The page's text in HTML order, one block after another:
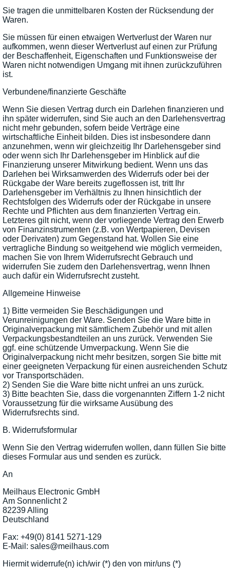
Sie tragen die unmittelbaren Kosten der Rücksendung der
Waren.
Sie müssen für einen etwaigen Wertverlust der Waren nur
aufkommen, wenn dieser Wertverlust auf einen zur Prüfung
der Beschaffenheit, Eigenschaften und Funktionsweise der
Waren nicht notwendigen Umgang mit ihnen zurückzuführen
ist.
Verbundene/finanzierte Geschäfte
Wenn Sie diesen Vertrag durch ein Darlehen finanzieren und
ihn später widerrufen, sind Sie auch an den Darlehensvertrag
nicht mehr gebunden, sofern beide Verträge eine
wirtschaftliche Einheit bilden. Dies ist insbesondere dann
anzunehmen, wenn wir gleichzeitig Ihr Darlehensgeber sind
oder wenn sich Ihr Darlehensgeber im Hinblick auf die
Finanzierung unserer Mitwirkung bedient. Wenn uns das
Darlehen bei Wirksamwerden des Widerrufs oder bei der
Rückgabe der Ware bereits zugeflossen ist, tritt Ihr
Darlehensgeber im Verhältnis zu Ihnen hinsichtlich der
Rechtsfolgen des Widerrufs oder der Rückgabe in unsere
Rechte und Pflichten aus dem finanzierten Vertrag ein.
Letzteres gilt nicht, wenn der vorliegende Vertrag den Erwerb
von Finanzinstrumenten (z.B. von Wertpapieren, Devisen
oder Derivaten) zum Gegenstand hat. Wollen Sie eine
vertragliche Bindung so weitgehend wie möglich vermeiden,
machen Sie von Ihrem Widerrufsrecht Gebrauch und
widerrufen Sie zudem den Darlehensvertrag, wenn Ihnen
auch dafür ein Widerrufsrecht zusteht.
Allgemeine Hinweise
1) Bitte vermeiden Sie Beschädigungen und
Verunreinigungen der Ware. Senden Sie die Ware bitte in
Originalverpackung mit sämtlichem Zubehör und mit allen
Verpackungsbestandteilen an uns zurück. Verwenden Sie
ggf. eine schützende Umverpackung. Wenn Sie die
Originalverpackung nicht mehr besitzen, sorgen Sie bitte mit
einer geeigneten Verpackung für einen ausreichenden Schutz
vor Transportschäden.
2) Senden Sie die Ware bitte nicht unfrei an uns zurück.
3) Bitte beachten Sie, dass die vorgenannten Ziffern 1-2 nicht
Voraussetzung für die wirksame Ausübung des
Widerrufsrechts sind.
B. Widerrufsformular
Wenn Sie den Vertrag widerrufen wollen, dann füllen Sie bitte
dieses Formular aus und senden es zurück.
An
Meilhaus Electronic GmbH
Am Sonnenlicht 2
82239 Alling
Deutschland
Fax: +49(0) 8141 5271-129
E-Mail: sales@meilhaus.com
Hiermit widerrufe(n) ich/wir (*) den von mir/uns (*)